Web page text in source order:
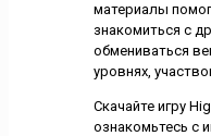
материалы
знакомиться с
обмениваться
уровнях,
Скачайте игру
ознакомьтесь с